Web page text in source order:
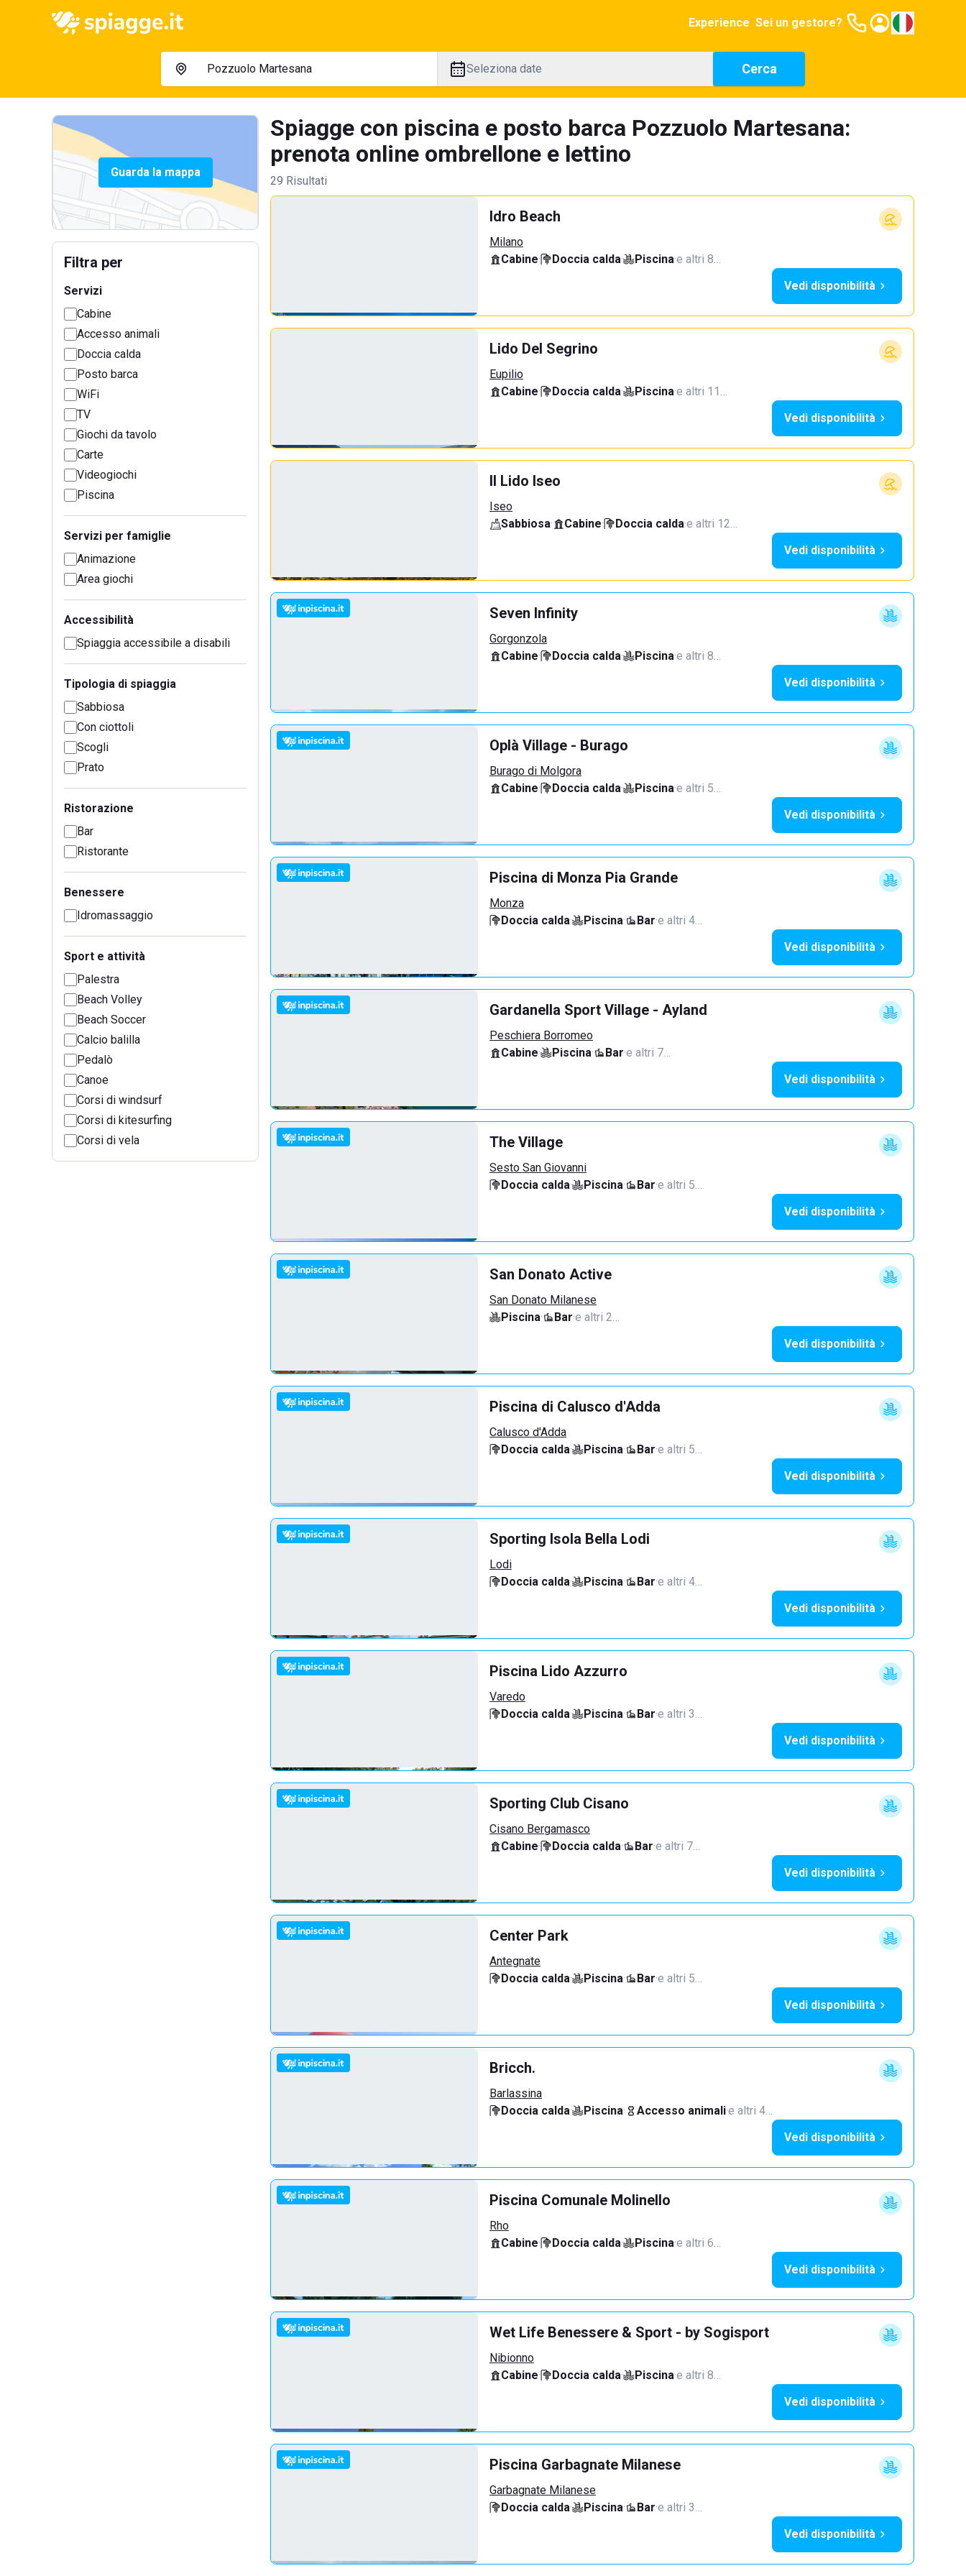
Experience Sei un gestore?
Seleziona date Cerca
Guarda la mappa
Filtra per
Servizi
Cabine
Accesso animali
Doccia calda
Posto barca
WiFi
TV
Giochi da tavolo
Carte
Videogiochi
Piscina
Servizi per famiglie
Animazione
Area giochi
Accessibilità
Spiaggia accessibile a disabili
Tipologia di spiaggia
Sabbiosa
Con ciottoli
Scogli
Prato
Ristorazione
Bar
Ristorante
Benessere
Idromassaggio
Sport e attività
Palestra
Beach Volley
Beach Soccer
Calcio balilla
Pedalò
Canoe
Corsi di windsurf
Corsi di kitesurfing
Corsi di vela
Spiagge con piscina e posto barca Pozzuolo Martesana:
prenota online ombrellone e lettino
29 Risultati
Idro Beach
Milano
Cabine· Doccia calda· Piscina·e altri 8…
Vedi disponibilità
Lido Del Segrino
Eupilio
Cabine· Doccia calda· Piscina·e altri 11…
Vedi disponibilità
Il Lido Iseo
Iseo
Sabbiosa· Cabine· Doccia calda·e altri 12…
Vedi disponibilità
Seven Infinity
Gorgonzola
Cabine· Doccia calda· Piscina·e altri 8…
Vedi disponibilità
Oplà Village - Burago
Burago di Molgora
Cabine· Doccia calda· Piscina·e altri 5…
Vedi disponibilità
Piscina di Monza Pia Grande
Monza
Doccia calda· Piscina· Bar·e altri 4…
Vedi disponibilità
Gardanella Sport Village - Ayland
Peschiera Borromeo
Cabine· Piscina· Bar·e altri 7…
Vedi disponibilità
The Village
Sesto San Giovanni
Doccia calda· Piscina· Bar·e altri 5…
Vedi disponibilità
San Donato Active
San Donato Milanese
Piscina· Bar·e altri 2…
Vedi disponibilità
Piscina di Calusco d'Adda
Calusco d'Adda
Doccia calda· Piscina· Bar·e altri 5…
Vedi disponibilità
Sporting Isola Bella Lodi
Lodi
Doccia calda· Piscina· Bar·e altri 4…
Vedi disponibilità
Piscina Lido Azzurro
Varedo
Doccia calda· Piscina· Bar·e altri 3…
Vedi disponibilità
Sporting Club Cisano
Cisano Bergamasco
Cabine· Doccia calda· Bar·e altri 7…
Vedi disponibilità
Center Park
Antegnate
Doccia calda· Piscina· Bar·e altri 5…
Vedi disponibilità
Bricch.
Barlassina
Doccia calda· Piscina· Accesso animali·e altri 4…
Vedi disponibilità
Piscina Comunale Molinello
Rho
Cabine· Doccia calda· Piscina·e altri 6…
Vedi disponibilità
Wet Life Benessere & Sport - by Sogisport
Nibionno
Cabine· Doccia calda· Piscina·e altri 8…
Vedi disponibilità
Piscina Garbagnate Milanese
Garbagnate Milanese
Doccia calda· Piscina· Bar·e altri 3…
Vedi disponibilità